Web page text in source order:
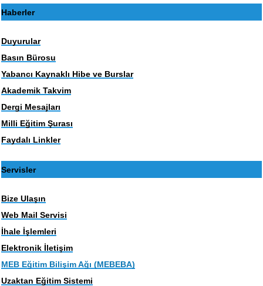
Haberler
Duyurular
Basın Bürosu
Yabancı Kaynaklı Hibe ve Burslar
Akademik Takvim
Dergi Mesajları
Milli Eğitim Şurası
Faydalı Linkler
Servisler
Bize Ulaşın
Web Mail Servisi
İhale İşlemleri
Elektronik İletişim
MEB Eğitim Bilişim Ağı (MEBEBA)
Uzaktan Eğitim Sistemi